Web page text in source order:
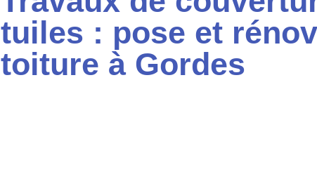
tuiles : pose et
toiture à Gordes